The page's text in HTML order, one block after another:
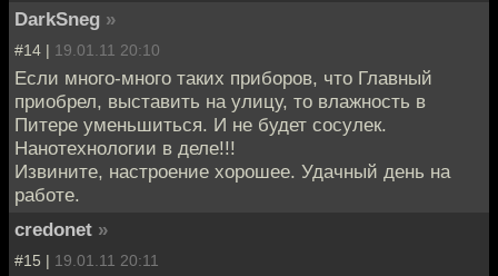
DarkSneg »
#14 | 19.01.11 20:10
Если много-много таких приборов, что Главный
приобрел, выставить на улицу, то влажность в
Питере уменьшиться. И не будет сосулек.
Нанотехнологии в деле!!!
Извините, настроение хорошее. Удачный день на
работе.
credonet »
#15 | 19.01.11 20:11